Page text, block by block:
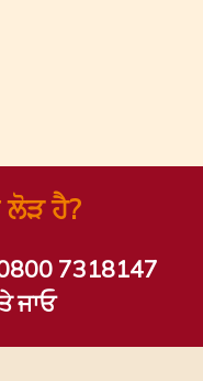
ਲੋੜ ਹੈ?
7318147
ਜਾਓ